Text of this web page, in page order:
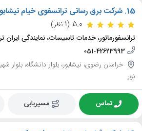
15. شرکت برق رسانی ترانسفوی خیام
5.0 (1 نظر)
ترانسفورماتور، خدمات تاسیسات، نمایندگی ایران
051-42623993
خراسان رضوی، نیشابور، بلوار دانشگاه، بلوار
نور
تماس مسیریابی